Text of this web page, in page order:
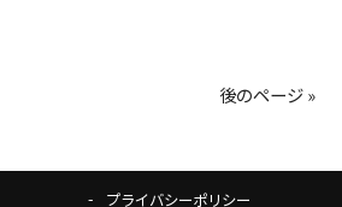
後のページ »
プライバシーポリシー